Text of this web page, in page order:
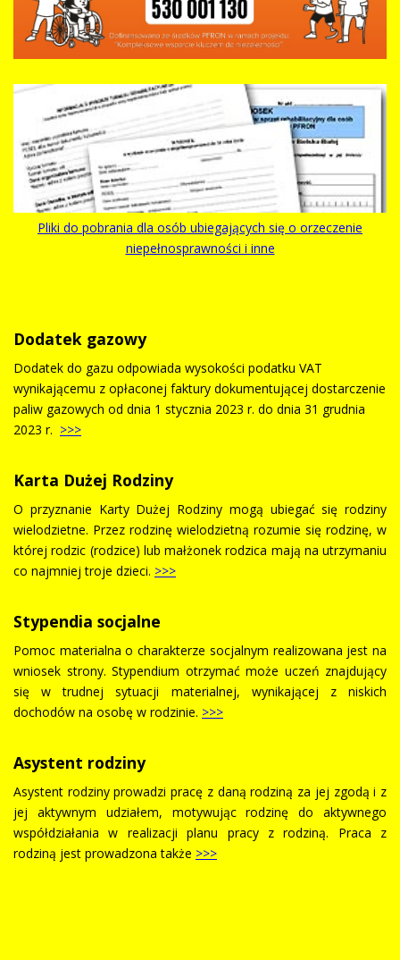
Pliki do pobrania dla osób ubiegających się o orzeczenie
niepełnosprawności i inne
Dodatek gazowy
Dodatek do gazu odpowiada wysokości podatku VAT
wynikającemu z opłaconej faktury dokumentującej dostarczenie
paliw gazowych od dnia 1 stycznia 2023 r. do dnia 31 grudnia
2023 r. >>>
Karta Dużej Rodziny
O przyznanie Karty Dużej Rodziny mogą ubiegać się rodziny
wielodzietne. Przez rodzinę wielodzietną rozumie się rodzinę, w
której rodzic (rodzice) lub małżonek rodzica mają na utrzymaniu
co najmniej troje dzieci. >>>
Stypendia socjalne
Pomoc materialna o charakterze socjalnym realizowana jest na
wniosek strony. Stypendium otrzymać może uczeń znajdujący
się w trudnej sytuacji materialnej, wynikającej z niskich
dochodów na osobę w rodzinie. >>>
Asystent rodziny
Asystent rodziny prowadzi pracę z daną rodziną za jej zgodą i z
jej aktywnym udziałem, motywując rodzinę do aktywnego
współdziałania w realizacji planu pracy z rodziną. Praca z
rodziną jest prowadzona także >>>